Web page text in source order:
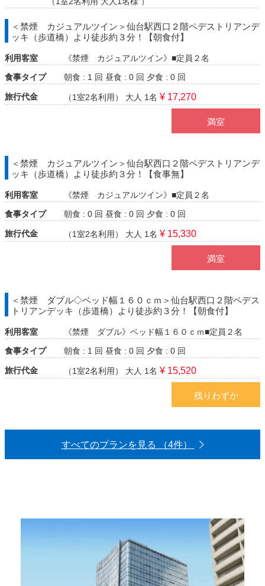
＜禁煙 カジュアルツイン＞仙台駅西口２階ペデストリアンデ
ッキ（歩道橋）より徒歩約３分！【朝食付】
利用客室
《禁煙 カジュアルツイン》■定員２名
食事タイプ
朝食 : 1 回 昼食 : 0 回 夕食 : 0 回
旅行代金 （1室2名利用） 大人 1名 ¥ 17,270
満室
＜禁煙 カジュアルツイン＞仙台駅西口２階ペデストリアンデ
ッキ（歩道橋）より徒歩約３分！【食事無】
利用客室
《禁煙 カジュアルツイン》■定員２名
食事タイプ
朝食 : 0 回 昼食 : 0 回 夕食 : 0 回
旅行代金 （1室2名利用） 大人 1名 ¥ 15,330
満室
＜禁煙 ダブル◇ベッド幅１６０ｃｍ＞仙台駅西口２階ペデス
トリアンデッキ（歩道橋）より徒歩約３分！【朝食付】
利用客室
《禁煙 ダブル》ベッド幅１６０ｃｍ■定員２名
食事タイプ
朝食 : 1 回 昼食 : 0 回 夕食 : 0 回
旅行代金 （1室2名利用） 大人 1名 ¥ 15,520
残りわずか
すべてのプランを見る （4件）